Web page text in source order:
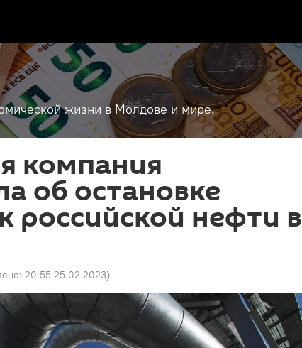
жизни в Молдове и мире.
компания
об остановке
российской нефти в
20:55 25.02.2023)